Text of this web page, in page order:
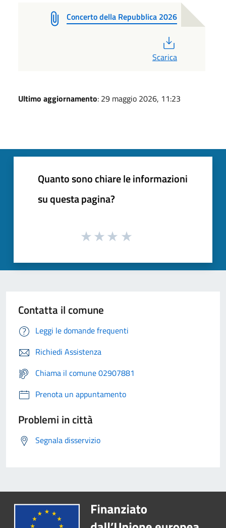
Concerto della Repubblica 2026
Scarica
Ultimo aggiornamento: 29 maggio 2026, 11:23
Quanto sono chiare le informazioni
su questa pagina?
Contatta il comune
Leggi le domande frequenti
Richiedi Assistenza
Chiama il comune 02907881
Prenota un appuntamento
Problemi in città
Segnala disservizio